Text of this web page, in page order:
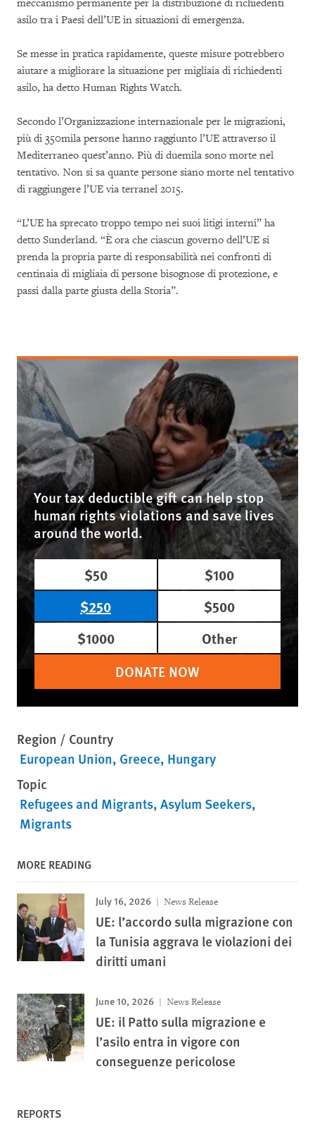
meccanismo permanente per la distribuzione di richiedenti
asilo tra i Paesi dell’UE in situazioni di emergenza.
Se messe in pratica rapidamente, queste misure potrebbero
aiutare a migliorare la situazione per migliaia di richiedenti
asilo, ha detto Human Rights Watch.
Secondo l’Organizzazione internazionale per le migrazioni,
più di 350mila persone hanno raggiunto l’UE attraverso il
Mediterraneo quest’anno. Più di duemila sono morte nel
tentativo. Non si sa quante persone siano morte nel tentativo
di raggiungere l’UE via terranel 2015.
“L’UE ha sprecato troppo tempo nei suoi litigi interni” ha
detto Sunderland. “È ora che ciascun governo dell’UE si
prenda la propria parte di responsabilità nei confronti di
centinaia di migliaia di persone bisognose di protezione, e
passi dalla parte giusta della Storia”.
Your tax deductible gift can help stop
human rights violations and save lives
around the world.
$50
$100
$250
$500
$1000
Other
DONATE NOW
Region / Country
European Union Greece Hungary
Topic
Refugees and Migrants Asylum Seekers
Migrants
MORE READING
July 16, 2026 News Release
UE: l’accordo sulla migrazione con
la Tunisia aggrava le violazioni dei
diritti umani
June 10, 2026 News Release
UE: il Patto sulla migrazione e
l’asilo entra in vigore con
conseguenze pericolose
REPORTS